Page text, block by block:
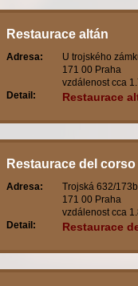
Restaurace altán
Adresa:
U trojského
171 00 Praha
vzdálenost cca
Detail:
Restaurace
Restaurace del corso
Adresa:
Trojská 632/
171 00 Praha
vzdálenost cca
Detail:
Restaurace